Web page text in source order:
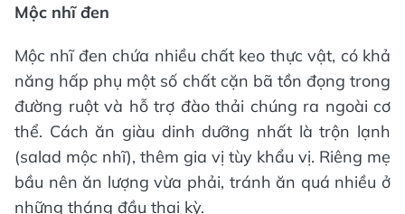
Mộc nhĩ đen
Mộc nhĩ đen chứa nhiều chất keo thực vật, có khả
năng hấp phụ một số chất cặn bã tồn đọng trong
đường ruột và hỗ trợ đào thải chúng ra ngoài cơ
thể. Cách ăn giàu dinh dưỡng nhất là trộn lạnh
(salad mộc nhĩ), thêm gia vị tùy khẩu vị. Riêng mẹ
bầu nên ăn lượng vừa phải, tránh ăn quá nhiều ở
những tháng đầu thai kỳ.